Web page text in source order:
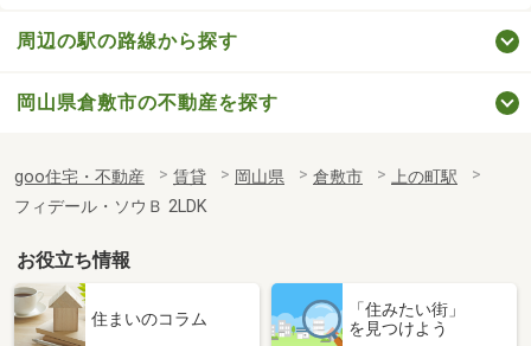
周辺の駅の路線から探す
岡山県倉敷市の不動産を探す
goo住宅・不動産 賃貸 岡山県 倉敷市
上の町駅
フィデール・ソウＢ 2LDK
お役立ち情報
住まいのコラム
「住みたい街」
を見つけよう